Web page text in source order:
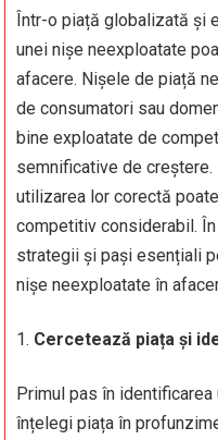
Într-o piață globalizată și
unei nișe neexploatate
afacere. Nișele de piață
de consumatori sau
bine exploatate de
semnificative de
utilizarea lor corectă
competitiv considerabil.
strategii și pași esențiali
nișe neexploatate în
Cercetează piața și
Primul pas în
înțelegi piața în